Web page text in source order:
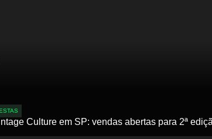
Culture em SP: vendas abertas para 2ª